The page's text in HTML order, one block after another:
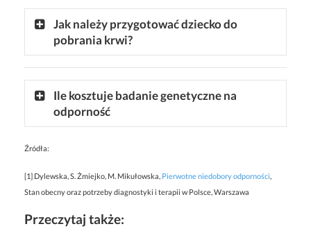
Jak należy przygotować dziecko do
pobrania krwi?
Ile kosztuje badanie genetyczne na
odporność
Źródła:
[1] Dylewska, S. Żmiejko, M. Mikułowska, Pierwotne niedobory odporności,
Stan obecny oraz potrzeby diagnostyki i terapii w Polsce, Warszawa
Przeczytaj także: